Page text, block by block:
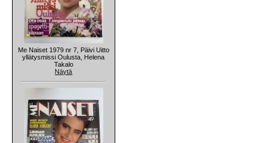
Me Naiset 1979 nr 7, Päivi Uitto
yllätysmissi Oulusta, Helena
Takalo
Näytä